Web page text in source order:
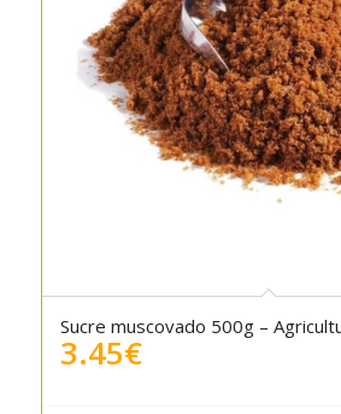
Sucre muscovado 500g –
3.45€